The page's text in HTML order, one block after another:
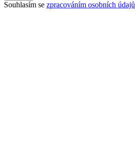
Souhlasím se zpracováním osobních údajů